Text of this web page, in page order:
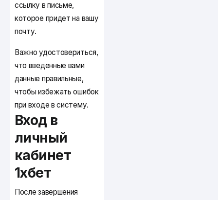
ссылку в письме,
которое придет на вашу
почту.
Важно удостовериться,
что введенные вами
данные правильные,
чтобы избежать ошибок
при входе в систему.
Вход в
личный
кабинет
1хбет
После завершения